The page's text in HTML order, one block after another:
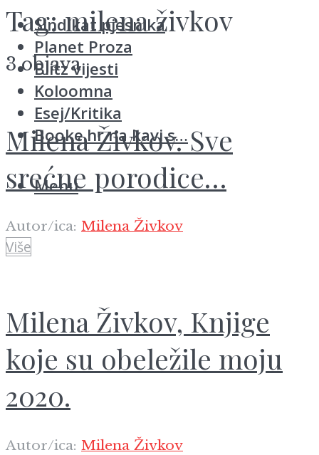
Sindikat pjesnika
Planet Proza
Blitz vijesti
Koloomna
Esej/Kritika
Booke.hr na kavi s…
Menu
Tag:milena živkov
3 objava
Milena Živkov. Sve
srećne porodice…
Autor/ica: Milena Živkov
Više
Milena Živkov, Knjige
koje su obeležile moju
2020.
Autor/ica: Milena Živkov